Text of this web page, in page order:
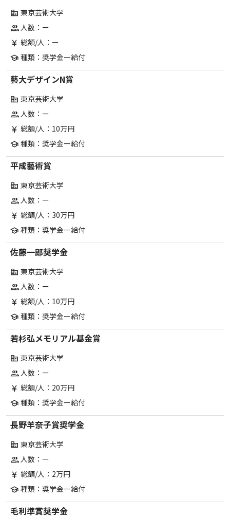
corporate_fare 東京芸術大学
group人数：ー
currency_yen 総額/人：ー
school 種類：奨学金ー給付
藝大デザインN賞
corporate_fare 東京芸術大学
group人数：ー
currency_yen 総額/人：10万円
school 種類：奨学金ー給付
平成藝術賞
corporate_fare 東京芸術大学
group人数：ー
currency_yen 総額/人：30万円
school 種類：奨学金ー給付
佐藤一郎奨学金
corporate_fare 東京芸術大学
group人数：ー
currency_yen 総額/人：10万円
school 種類：奨学金ー給付
若杉弘メモリアル基金賞
corporate_fare 東京芸術大学
group人数：ー
currency_yen 総額/人：20万円
school 種類：奨学金ー給付
長野羊奈子賞奨学金
corporate_fare 東京芸術大学
group人数：ー
currency_yen 総額/人：2万円
school 種類：奨学金ー給付
毛利準賞奨学金